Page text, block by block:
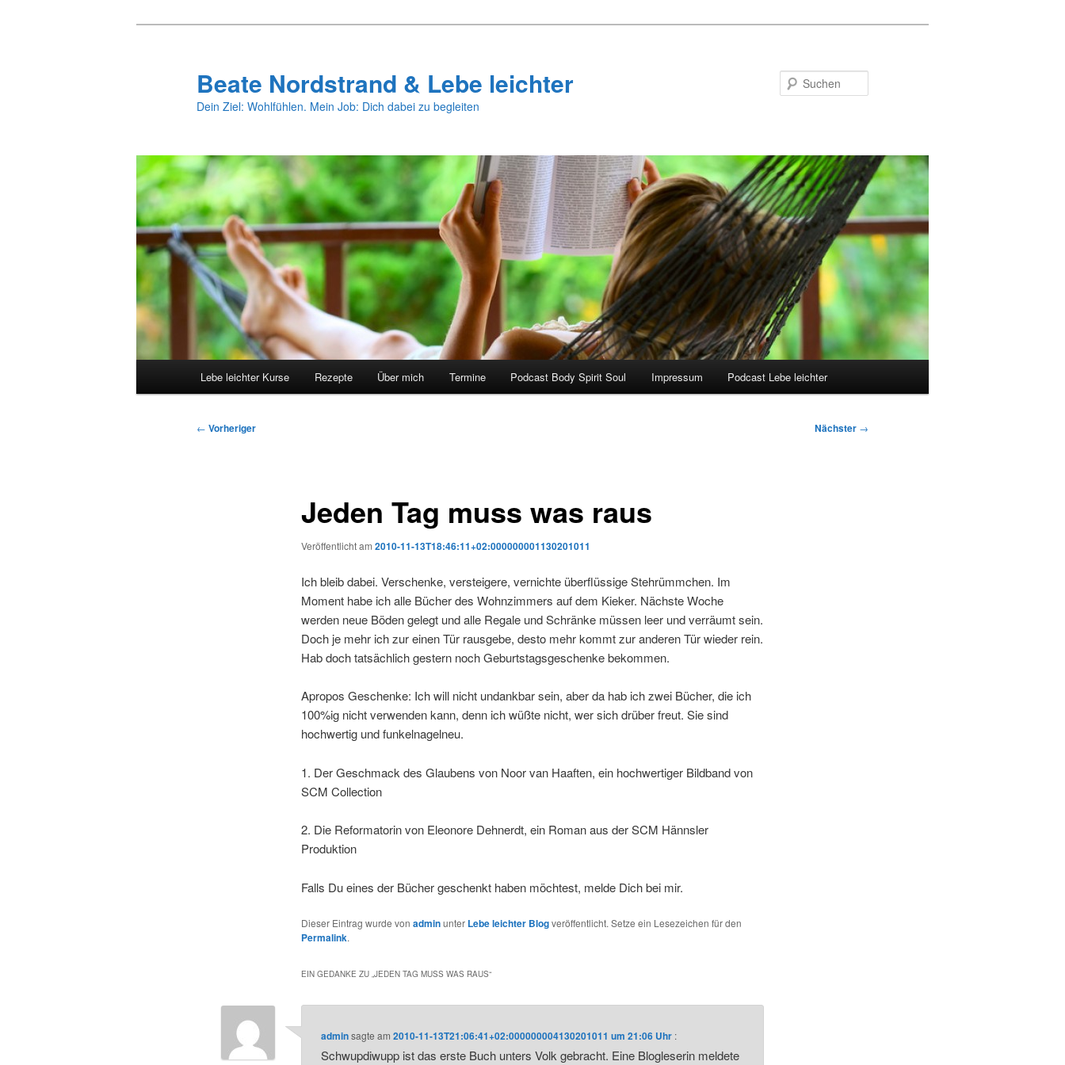
Beate Nordstrand & Lebe leichter
Dein Ziel: Wohlfühlen. Mein Job: Dich dabei zu begleiten
Lebe leichter Kurse Rezepte Über mich Termine Podcast Body Spirit Soul Impressum Podcast Lebe leichter
Beitragsnavigation
← Vorheriger Nächster →
Jeden Tag muss was raus
Veröffentlicht am 2010-11-13T18:46:11+02:000000001130201011
Ich bleib dabei. Verschenke, versteigere, vernichte überflüssige Stehrümmchen. Im
Moment habe ich alle Bücher des Wohnzimmers auf dem Kieker. Nächste Woche
werden neue Böden gelegt und alle Regale und Schränke müssen leer und verräumt sein.
Doch je mehr ich zur einen Tür rausgebe, desto mehr kommt zur anderen Tür wieder rein.
Hab doch tatsächlich gestern noch Geburtstagsgeschenke bekommen.
Apropos Geschenke: Ich will nicht undankbar sein, aber da hab ich zwei Bücher, die ich
100%ig nicht verwenden kann, denn ich wüßte nicht, wer sich drüber freut. Sie sind
hochwertig und funkelnagelneu.
1. Der Geschmack des Glaubens von Noor van Haaften, ein hochwertiger Bildband von
SCM Collection
2. Die Reformatorin von Eleonore Dehnerdt, ein Roman aus der SCM Hännsler
Produktion
Falls Du eines der Bücher geschenkt haben möchtest, melde Dich bei mir.
Dieser Eintrag wurde von adminunter Lebe leichter Blogveröffentlicht. Setze ein Lesezeichen für den
Permalink.
EIN GEDANKE ZU „JEDEN TAG MUSS WAS RAUS“
adminsagte am2010-11-13T21:06:41+02:000000004130201011 um 21:06 Uhr :
Schwupdiwupp ist das erste Buch unters Volk gebracht. Eine Blogleserin meldete